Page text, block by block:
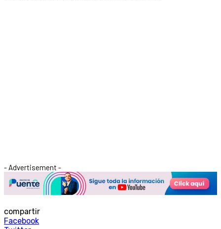
- Advertisement -
compartir
Facebook